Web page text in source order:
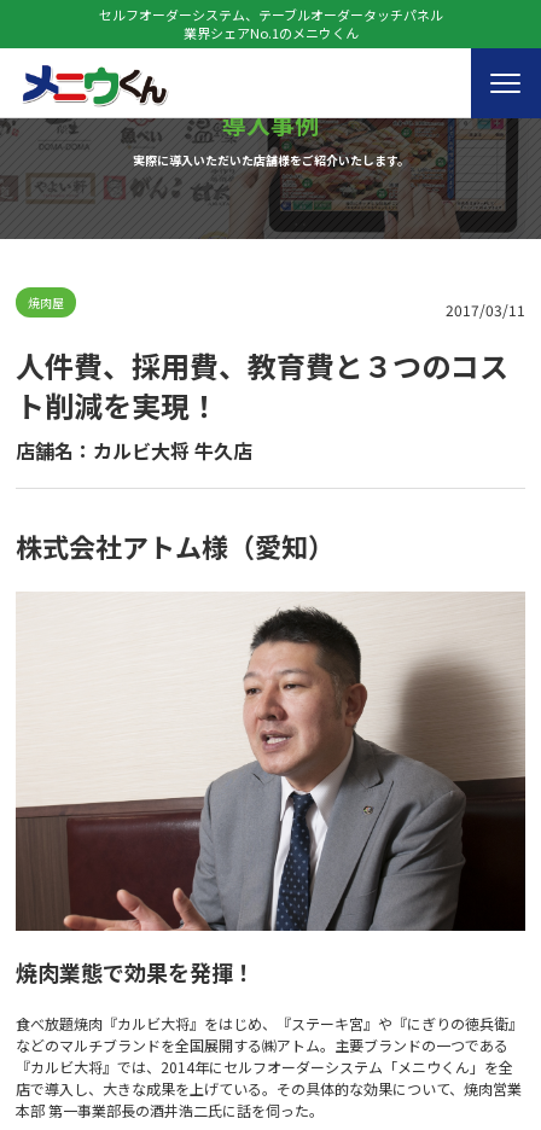
セルフオーダーシステム、テーブルオーダータッチパネル
業界シェアNo.1のメニウくん
導入事例
実際に導入いただいた店舗様をご紹介いたします。
焼肉屋 2017/03/11
人件費、採用費、教育費と３つのコス
ト削減を実現！
店舗名：カルビ大将 牛久店
株式会社アトム様（愛知）
焼肉業態で効果を発揮！
食べ放題焼肉『カルビ大将』をはじめ、『ステーキ宮』や『にぎりの徳兵衛』
などのマルチブランドを全国展開する㈱アトム。主要ブランドの一つである
『カルビ大将』では、2014年にセルフオーダーシステム「メニウくん」を全
店で導入し、大きな成果を上げている。その具体的な効果について、焼肉営業
本部 第一事業部長の酒井浩二氏に話を伺った。